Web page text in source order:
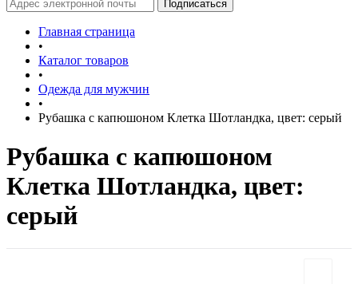
Главная страница
•
Каталог товаров
•
Одежда для мужчин
•
Рубашка с капюшоном Клетка Шотландка, цвет: серый
Рубашка с капюшоном
Клетка Шотландка, цвет:
серый